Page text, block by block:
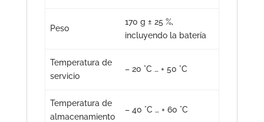
Peso
170 g ± 25 %,
incluyendo la batería
Temperatura de
servicio
– 20 °C … + 50 °C
Temperatura de
almacenamiento
– 40 °C … + 60 °C